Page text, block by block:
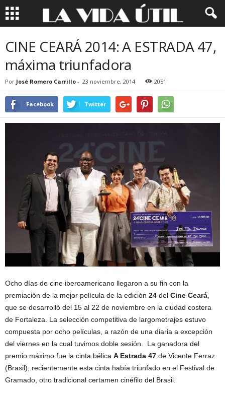
CINE CEARÁ 2014: A ESTRADA 47,
máxima triunfadora
Por José Romero Carrillo - 23 noviembre, 2014 2051
Facebook Twitter
Ocho días de cine iberoamericano llegaron a su fin con la
premiación de la mejor película de la edición 24 del Cine Ceará,
que se desarrolló del 15 al 22 de noviembre en la ciudad costera
de Fortaleza. La selección competitiva de largometrajes estuvo
compuesta por ocho películas, a razón de una diaria a excepción
del viernes en la cual tuvimos doble sesión. La ganadora del
premio máximo fue la cinta bélica A Estrada 47 de Vicente Ferraz
(Brasil), recientemente esta cinta había triunfado en el Festival de
Gramado, otro tradicional certamen cinéfilo del Brasil.